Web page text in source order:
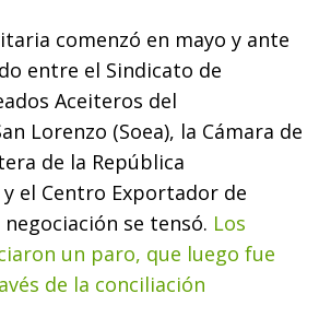
comenzó en mayo y ante
entre el Sindicato de
Aceiteros del
Lorenzo (Soea), la Cámara de
de la República
el Centro Exportador de
negociación se tensó. Los
un paro, que luego fue
de la conciliación